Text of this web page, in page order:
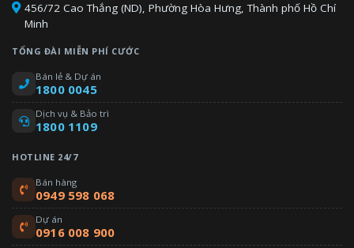
456/72 Cao Thắng (ND), Phường Hòa Hưng, Thành phố Hồ Chí
Minh
TỔNG ĐÀI MIỄN PHÍ CƯỚC
Bán lẻ & Dự án
1800 0045
Dịch vụ & Bảo trì
1800 1109
HOTLINE 24/7
Bán hàng
0949 598 068
Dự án
0916 008 900